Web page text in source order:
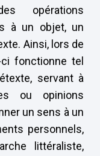
opérations
à un objet, un
Ainsi, lors de
ci fonctionne tel
servant à
ou opinions
un sens à un
personnels,
littéraliste,